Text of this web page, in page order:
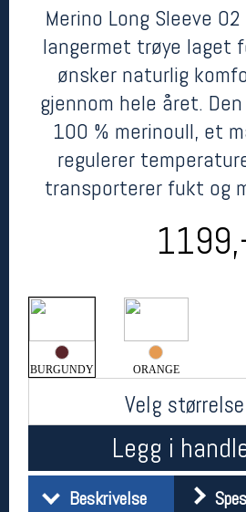
Merino Long Sleeve
langermet trøye laget
ønsker naturlig
gjennom hele året.
100 % merinoull, et
regulerer
transporterer fukt og
BURGUNDY ORANGE
Velg størrelse
Legg i
Beskrivelse
kr 1199
Her finner du oss
Oslo Sportslager
Torggata 20
Telefon: 23 32 62 00
(telefontid man-fredag klokken 10-
Om oss
Kontakt oss